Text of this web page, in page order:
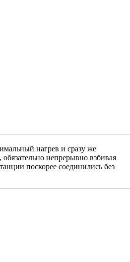
нагрев и сразу же
непрерывно взбивая
поскорее соединились без